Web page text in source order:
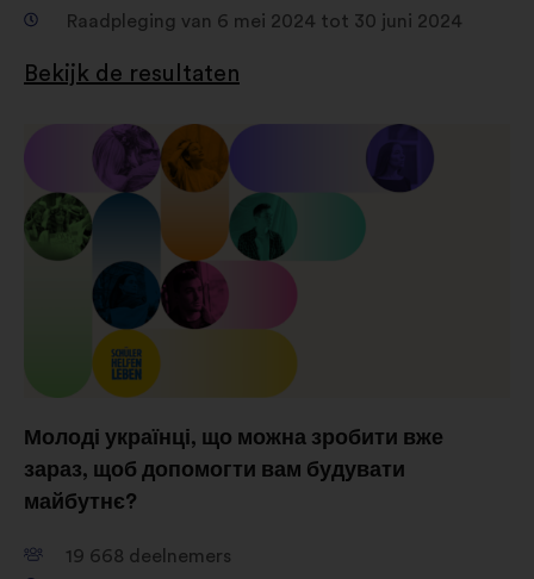
Raadpleging van 6 mei 2024 tot 30 juni 2024
Bekijk de resultaten
Молоді українці, що можна зробити вже
зараз, щоб допомогти вам будувати
майбутнє?
19 668 deelnemers